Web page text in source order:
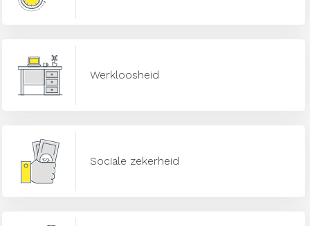
Werkloosheid
Sociale zekerheid